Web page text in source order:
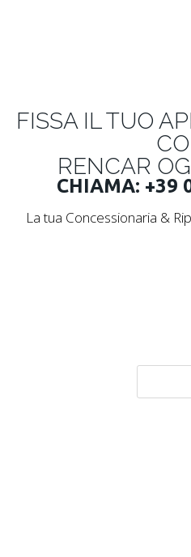
FISSA IL TUO
RENCAR
CHIAMA: +39
La tua Concessionaria &